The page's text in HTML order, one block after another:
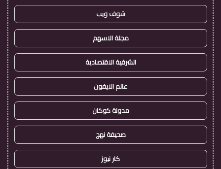
شوف ويب
مجلة الاسهم
الشرقية الاقتصادية
عالم الايفون
مدونة كوكان
صحيفة نهج
كار نيوز